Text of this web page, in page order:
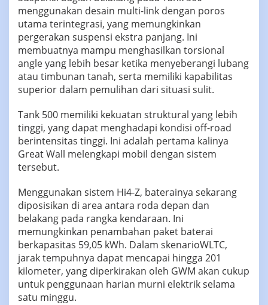
menggunakan desain multi-link dengan poros
utama terintegrasi, yang memungkinkan
pergerakan suspensi ekstra panjang. Ini
membuatnya mampu menghasilkan torsional
angle yang lebih besar ketika menyeberangi lubang
atau timbunan tanah, serta memiliki kapabilitas
superior dalam pemulihan dari situasi sulit.
Tank 500 memiliki kekuatan struktural yang lebih
tinggi, yang dapat menghadapi kondisi off-road
berintensitas tinggi. Ini adalah pertama kalinya
Great Wall melengkapi mobil dengan sistem
tersebut.
Menggunakan sistem Hi4-Z, baterainya sekarang
diposisikan di area antara roda depan dan
belakang pada rangka kendaraan. Ini
memungkinkan penambahan paket baterai
berkapasitas 59,05 kWh. Dalam skenarioWLTC,
jarak tempuhnya dapat mencapai hingga 201
kilometer, yang diperkirakan oleh GWM akan cukup
untuk penggunaan harian murni elektrik selama
satu minggu.